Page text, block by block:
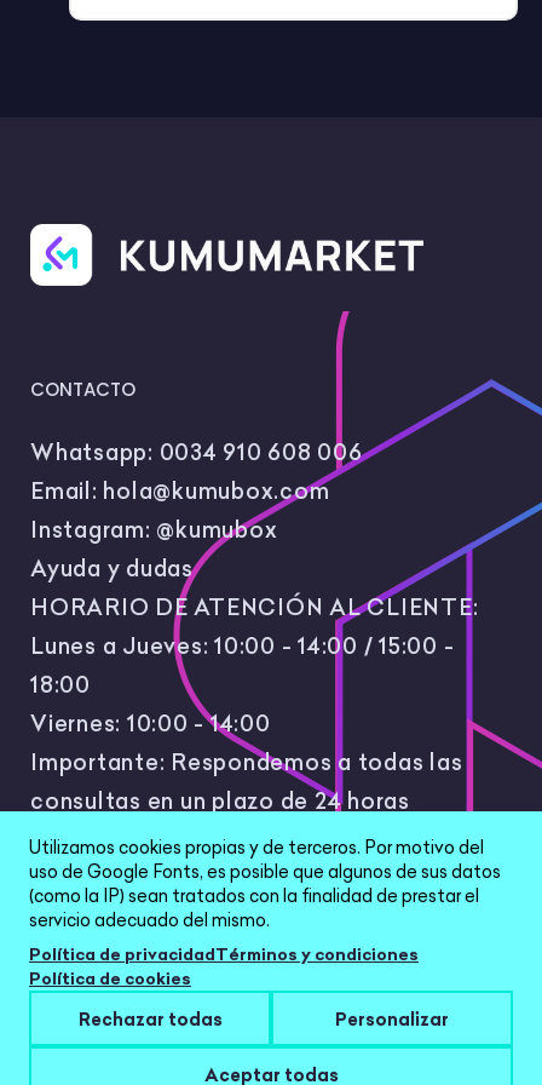
CONTACTO
Whatsapp: 0034 910 608 006
Email: hola@kumubox.com
Instagram: @kumubox
Ayuda y dudas
HORARIO DE ATENCIÓN AL CLIENTE:
Lunes a Jueves: 10:00 - 14:00 / 15:00 -
18:00
Viernes: 10:00 - 14:00
Importante: Respondemos a todas las
consultas en un plazo de 24 horas
laborales.
All Rights Reserved © 2026 |Política de
privacidad|Términos y condiciones|Aviso Legal
Configurar cookies
Utilizamos cookies propias y de terceros. Por motivo del
uso de Google Fonts, es posible que algunos de sus datos
(como la IP) sean tratados con la finalidad de prestar el
servicio adecuado del mismo.
Política de privacidadTérminos y condiciones
Política de cookies
Rechazar todas Personalizar
Aceptar todas